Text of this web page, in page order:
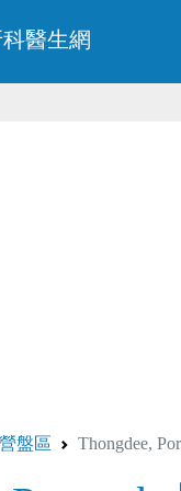
醫生網
盤區 Thongdee,